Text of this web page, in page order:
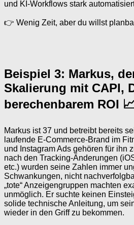
und KI-Workflows stark
👉 Wenig Zeit, aber du willst
Beispiel 3: Markus,
Skalierung mit CAPI,
berechenbarem ROI 📈
Markus ist 37 und betreibt bereits
laufende E‑Commerce‑Brand im
und Instagram Ads gehören für ihn
nach den Tracking-Änderungen
etc.) wurden seine Zahlen immer
Schwankungen, nicht
„tote“ Anzeigengruppen machten
unmöglich. Er suchte keinen
solide technische Anleitung, um
wieder in den Griff zu bekommen.